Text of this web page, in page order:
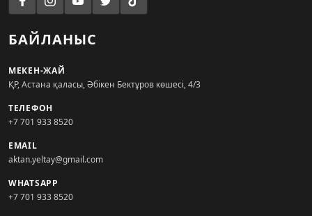
БАЙЛАНЫС
МЕКЕН-ЖАЙ
ҚР, Астана қаласы, Әбікен Бектұров көшесі, 4/3
ТЕЛЕФОН
+7 701 933 8520
EMAIL
aktan.yeltay@gmail.com
WHATSAPP
+7 701 933 8520